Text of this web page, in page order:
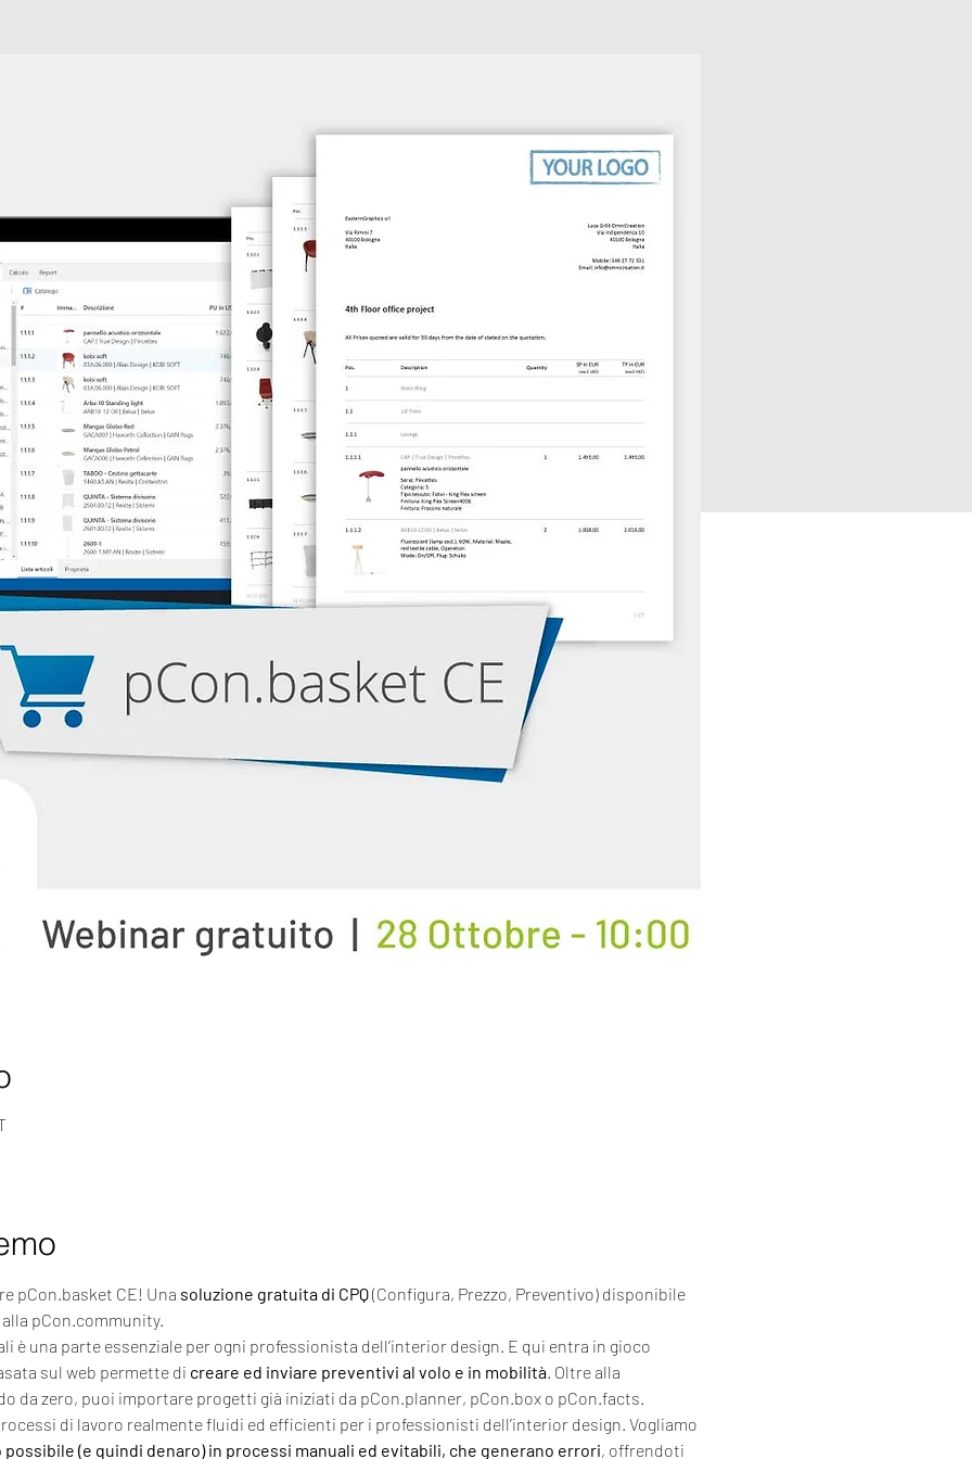
pCon.basket CE! Una soluzione gratuita di CPQ (Configura, Prezzo, Preventivo) disponibile
pCon.community.
è una parte essenziale per ogni professionista dell’interior design. E qui entra in gioco
sul web permette di creare ed inviare preventivi al volo e in mobilità. Oltre alla
da zero, puoi importare progetti già iniziati da pCon.planner, pCon.box o pCon.facts.
di lavoro realmente fluidi ed efficienti per i professionisti dell’interior design. Vogliamo
(e quindi denaro) in processi manuali ed evitabili, che generano errori, offrendoti